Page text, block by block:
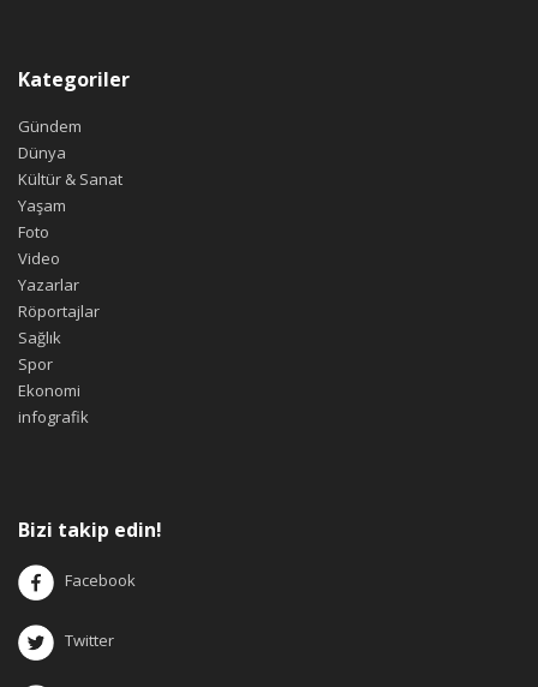
Kategoriler
Gündem
Dünya
Kültür & Sanat
Yaşam
Foto
Video
Yazarlar
Röportajlar
Sağlık
Spor
Ekonomi
infografik
Bizi takip edin!
Facebook
Twitter